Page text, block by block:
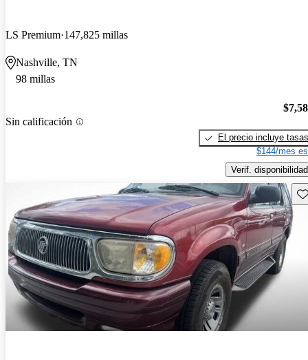
LS Premium 147,825 millas
Nashville, TN
98 millas
Sin calificación
El precio incluye tasas
$144/mes
Verif. disponibilidad